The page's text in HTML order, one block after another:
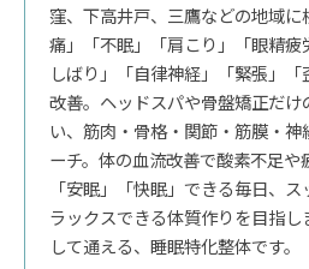
窪、下高井戸、三鷹などの地域
痛」「不眠」「肩こり」「眼精
しばり」「自律神経」「緊張」
改善。ヘッドスパや骨盤矯正だ
い、筋肉・骨格・関節・筋膜・
ーチ。体の血流改善で酸素不足や
「安眠」「快眠」できる毎日、
ラックスできる体質作りを目指
して通える、睡眠特化整体です。